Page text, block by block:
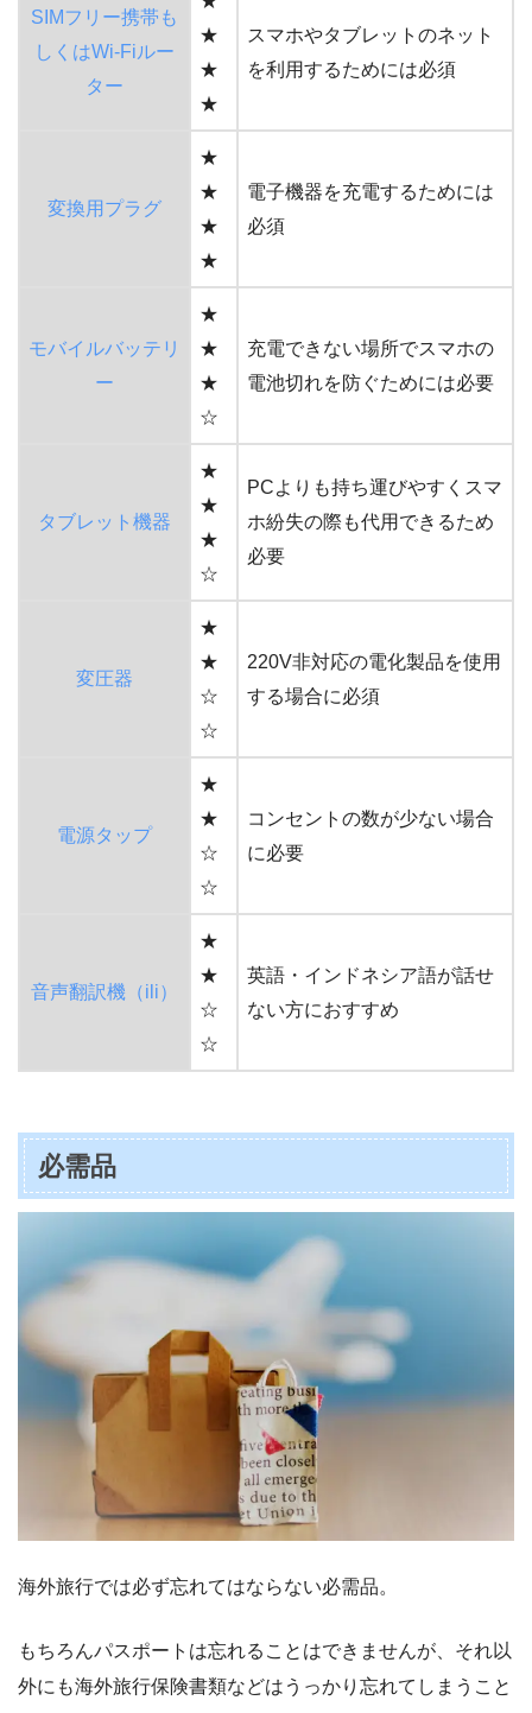
SIMフリー携帯も
しくはWi-Fiルー
ター
★
★
★
スマホやタブレットのネット
を利用するためには必須
変換用プラグ
★
★
★
★
電子機器を充電するためには
必須
モバイルバッテリ
ー
★
★
★
☆
充電できない場所でスマホの
電池切れを防ぐためには必要
タブレット機器
★
★
★
☆
PCよりも持ち運びやすくスマ
ホ紛失の際も代用できるため
必要
変圧器
★
★
☆
☆
220V非対応の電化製品を使用
する場合に必須
電源タップ
★
★
☆
☆
コンセントの数が少ない場合
に必要
音声翻訳機（ili）
★
★
☆
☆
英語・インドネシア語が話せ
ない方におすすめ
必需品
海外旅行では必ず忘れてはならない必需品。
もちろんパスポートは忘れることはできませんが、それ以
外にも海外旅行保険書類などはうっかり忘れてしまうこと